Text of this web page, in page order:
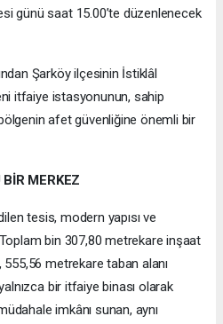
günü saat 15.00’te düzenlenecek
Şarköy ilçesinin İstiklâl
itfaiye istasyonunun, sahip
afet güvenliğine önemli bir
MERKEZ
tesis, modern yapısı ve
bin 307,80 metrekare inşaat
metrekare taban alanı
bir itfaiye binası olarak
imkânı sunan, aynı